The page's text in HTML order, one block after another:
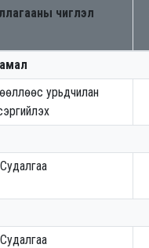
чиглэл
урьдчилан
Судалгаа
Судалгаа